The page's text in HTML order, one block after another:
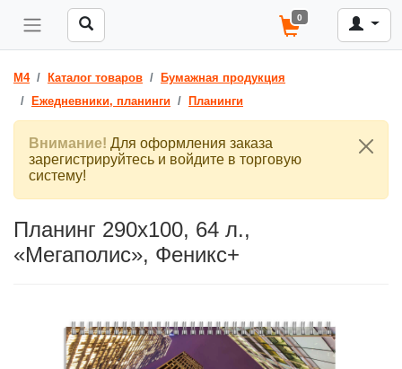
0
M4 Каталог товаров
Бумажная продукция
Ежедневники, планинги
Планинги
Внимание! Для оформления заказа
зарегистрируйтесь и войдите в торговую
систему!
Планинг 290х100, 64 л.,
«Мегаполис», Феникс+